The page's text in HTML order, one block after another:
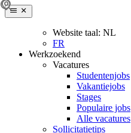
Website taal: NL
FR
Werkzoekend
Vacatures
Studentenjobs
Vakantiejobs
Stages
Populaire jobs
Alle vacatures
Sollicitatietips